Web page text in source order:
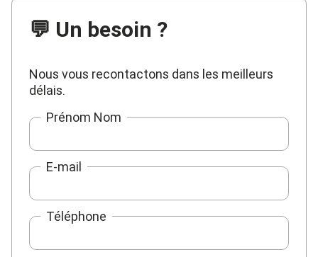
💬 Un besoin ?
Nous vous recontactons dans les meilleurs
délais.
Prénom Nom
E-mail
Téléphone